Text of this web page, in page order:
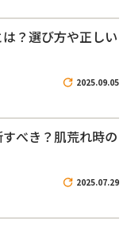
？選び方や正しい
2025.09.05
べき？肌荒れ時の
2025.07.29